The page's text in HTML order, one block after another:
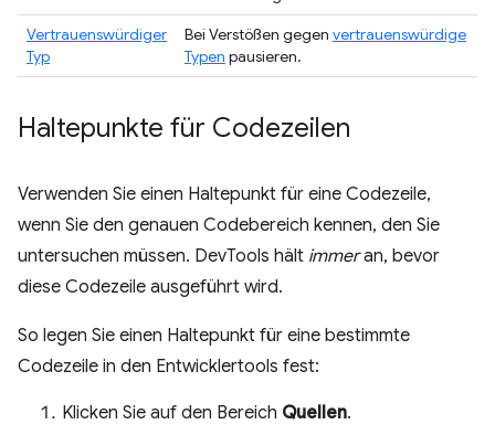
Vertrauenswürdiger
Typ
Bei Verstößen gegen vertrauenswürdige
Typen pausieren.
Haltepunkte für Codezeilen
Verwenden Sie einen Haltepunkt für eine Codezeile,
wenn Sie den genauen Codebereich kennen, den Sie
untersuchen müssen. DevTools hält immeran, bevor
diese Codezeile ausgeführt wird.
So legen Sie einen Haltepunkt für eine bestimmte
Codezeile in den Entwicklertools fest:
Klicken Sie auf den Bereich Quellen.